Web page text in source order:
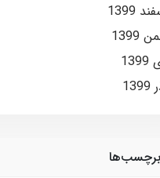
1399
1399
برچسب‌ها